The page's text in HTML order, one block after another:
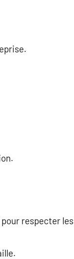
respecter les